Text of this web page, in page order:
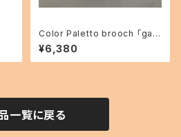
Color Paletto brooch 「gar
den」09
¥6,380
一覧に戻る